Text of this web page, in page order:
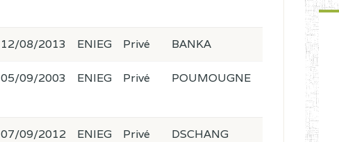
12/08/2013 ENIEG Privé BANKA
05/09/2003 ENIEG Privé POUMOUGNE
07/09/2012 ENIEG Privé DSCHANG